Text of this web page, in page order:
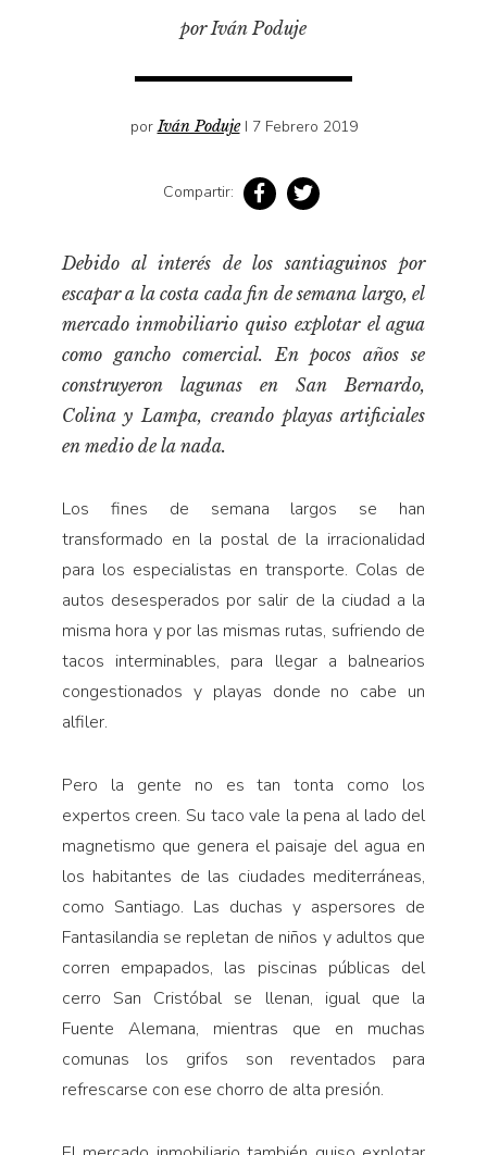
Historia material de los libros
Libros usados
Literatura
Medioambiente
Narrativas visuales
Personaje
Personajes secundarios
Política
Relecturas
Sociedad
Turismo accidental
Vidas paralelas
por Iván Poduje
porIván Poduje I 7 Febrero 2019
Compartir:
Debido al interés de los santiaguinos por
escapar a la costa cada fin de semana largo, el
mercado inmobiliario quiso explotar el agua
como gancho comercial. En pocos años se
construyeron lagunas en San Bernardo,
Colina y Lampa, creando playas artificiales
en medio de la nada.
Los fines de semana largos se han
transformado en la postal de la irracionalidad
para los especialistas en transporte. Colas de
autos desesperados por salir de la ciudad a la
misma hora y por las mismas rutas, sufriendo de
tacos interminables, para llegar a balnearios
congestionados y playas donde no cabe un
alfiler.
Pero la gente no es tan tonta como los
expertos creen. Su taco vale la pena al lado del
magnetismo que genera el paisaje del agua en
los habitantes de las ciudades mediterráneas,
como Santiago. Las duchas y aspersores de
Fantasilandia se repletan de niños y adultos que
corren empapados, las piscinas públicas del
cerro San Cristóbal se llenan, igual que la
Fuente Alemana, mientras que en muchas
comunas los grifos son reventados para
refrescarse con ese chorro de alta presión.